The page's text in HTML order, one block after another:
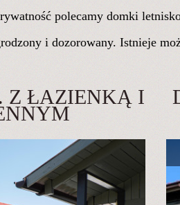
polecamy domki
i dozorowany. Istnieje
Z ŁAZIENKĄ I